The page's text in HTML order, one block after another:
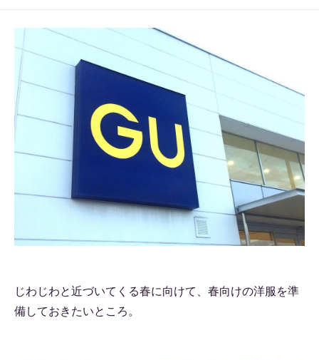
じわじわと近づいてくる春に向けて、春向けの洋服を準
備しておきたいところ。